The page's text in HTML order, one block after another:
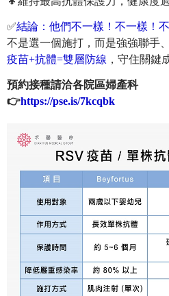
✅結論： 他們不一樣！不一樣！
不是選一個施打，而是強強聯手、
疫苗+抗體=雙層防線 ，守住關鍵
預約接種請洽各院區婦產科
👉https://pse.is/7kcqbk